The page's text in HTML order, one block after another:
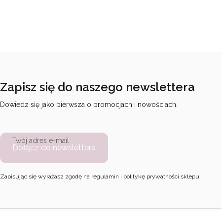
Zapisz się do naszego newslettera
Dowiedz się jako pierwsza o promocjach i nowościach.
Twój adres e-mail
Dołącz do newslettera
Zapisując się wyrażasz zgodę na regulamin i politykę prywatności sklepu.